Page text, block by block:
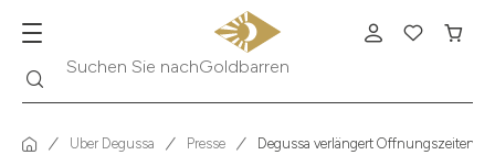
Suchen Sie nachGoldbarren
Über Degussa Presse Degussa verlängert Öffnungszeiten